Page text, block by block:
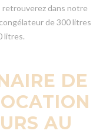
dans notre
de 300 litres
litres.
DE
AU